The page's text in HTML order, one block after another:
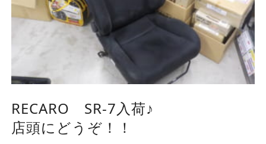
RECARO SR-7入荷♪
店頭にどうぞ！！